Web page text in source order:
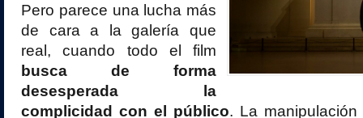
Pero parece una lucha más
de cara a la galería que
real, cuando todo el film
busca de forma
desesperada la
complicidad con el público. La